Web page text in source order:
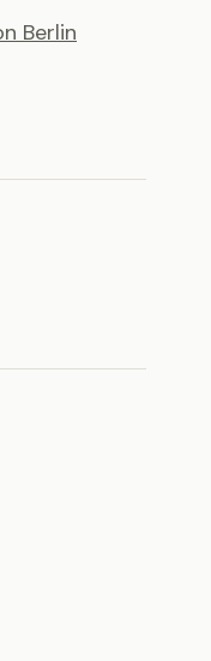
Berlin